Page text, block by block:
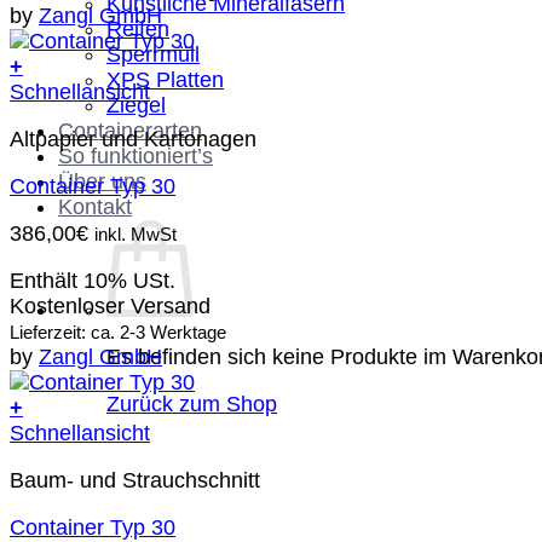
Reifen
Sperrmüll
XPS Platten
Ziegel
Containerarten
So funktioniert’s
Über uns
Kontakt
Es befinden sich keine Produkte im
Zurück zum Shop
by Zangl GmbH
+
Schnellansicht
Altpapier und Kartonagen
Container Typ 30
386,00€ inkl. MwSt
Enthält 10% USt.
Kostenloser Versand
Lieferzeit: ca. 2-3 Werktage
by Zangl GmbH
+
Schnellansicht
Baum- und Strauchschnitt
Container Typ 30